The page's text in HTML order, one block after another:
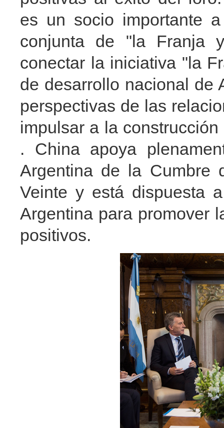
es un socio importante
conjunta de "la Franja
conectar la iniciativa "la
de desarrollo nacional de
perspectivas de las
impulsar a la
. China apoya
Argentina de la Cumbre
Veinte y está dispuesta
Argentina para promover
positivos.